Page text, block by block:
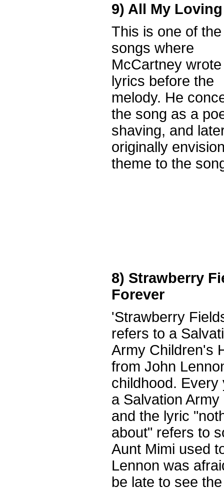
9) All My Loving
This is one of
songs where
McCartney
lyrics before the
melody. He
the song as a
shaving, and
originally
theme to the
8) Strawberry
Forever
'Strawberry
refers to a
Army Children's
from John
childhood. Every
a Salvation
and the lyric
about" refers to
Aunt Mimi used
Lennon was
be late to see